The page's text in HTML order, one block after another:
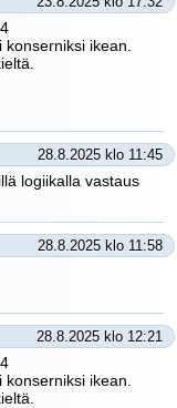
ikean.
28.8.2025 klo 11:45
logiikalla vastaus
28.8.2025 klo 11:58
28.8.2025 klo 12:21
ikean.